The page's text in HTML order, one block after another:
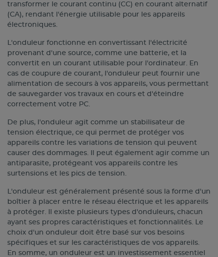
transformer le courant continu (CC) en courant alternatif
(CA), rendant l'énergie utilisable pour les appareils
électroniques.
L'onduleur fonctionne en convertissant l'électricité
provenant d'une source, comme une batterie, et la
convertit en un courant utilisable pour l'ordinateur. En
cas de coupure de courant, l'onduleur peut fournir une
alimentation de secours à vos appareils, vous permettant
de sauvegarder vos travaux en cours et d'éteindre
correctement votre PC.
De plus, l'onduleur agit comme un stabilisateur de
tension électrique, ce qui permet de protéger vos
appareils contre les variations de tension qui peuvent
causer des dommages. Il peut également agir comme un
antiparasite, protégeant vos appareils contre les
surtensions et les pics de tension.
L'onduleur est généralement présenté sous la forme d'un
boîtier à placer entre le réseau électrique et les appareils
à protéger. Il existe plusieurs types d'onduleurs, chacun
ayant ses propres caractéristiques et fonctionnalités. Le
choix d'un onduleur doit être basé sur vos besoins
spécifiques et sur les caractéristiques de vos appareils.
En somme, un onduleur est un investissement essentiel